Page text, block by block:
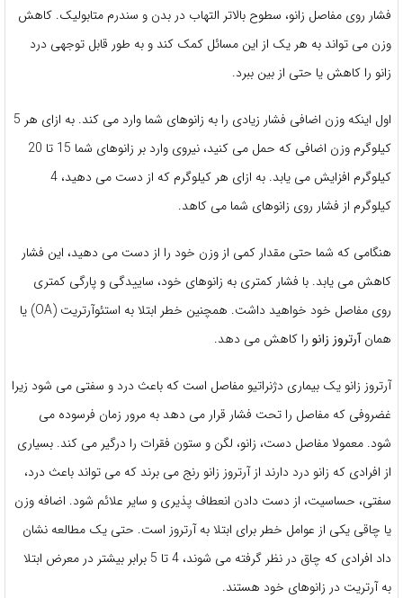
فشار روی مفاصل زانو، سطوح بالاتر التهاب در بدن و سندرم متابولیک. کاهش
وزن می تواند به هر یک از این مسائل کمک کند و به طور قابل توجهی درد
زانو را کاهش یا حتی از بین ببرد.
اول اینکه وزن اضافی فشار زیادی را به زانوهای شما وارد می کند. به ازای هر 5
کیلوگرم وزن اضافی که حمل می کنید، نیروی وارد بر زانوهای شما 15 تا 20
کیلوگرم افزایش می یابد. به ازای هر کیلوگرم که از دست می دهید، 4
کیلوگرم از فشار روی زانوهای شما می کاهد.
هنگامی که شما حتی مقدار کمی از وزن خود را از دست می دهید، این فشار
کاهش می یابد. با فشار کمتری به زانوهای خود، ساییدگی و پارگی کمتری
روی مفاصل خود خواهید داشت. همچنین خطر ابتلا به استئوآرتریت (OA) یا
همانآرتروز زانو را کاهش می دهد.
آرتروز زانو یک بیماری دژنراتیو مفاصل است که باعث درد و سفتی می شود زیرا
غضروفی که مفاصل را تحت فشار قرار می دهد به مرور زمان فرسوده می
شود. معمولا مفاصل دست، زانو، لگن و ستون فقرات را درگیر می کند. بسیاری
از افرادی که زانو درد دارند از آرتروز زانو رنج می برند که می تواند باعث درد،
سفتی، حساسیت، از دست دادن انعطاف پذیری و سایر علائم شود. اضافه وزن
یا چاقی یکی از عوامل خطر برای ابتلا به آرتروز است. حتی یک مطالعه نشان
داد افرادی که چاق در نظر گرفته می شوند، 4 تا 5 برابر بیشتر در معرض ابتلا
به آرتریت در زانوهای خود هستند.